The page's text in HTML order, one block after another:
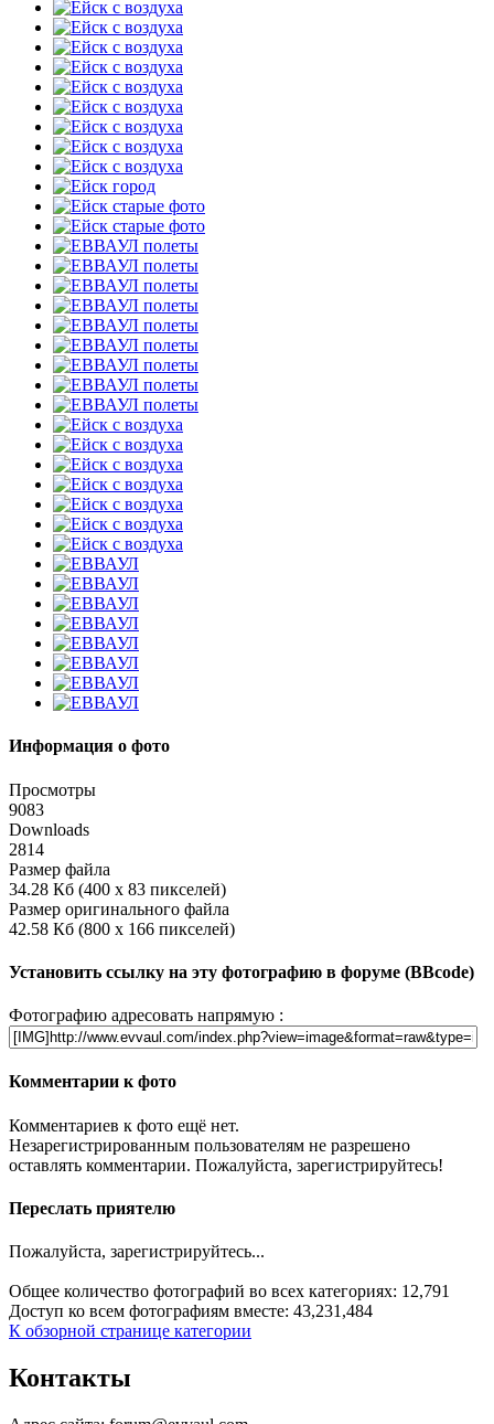
Информация о фото
Просмотры
9083
Downloads
2814
Размер файла
34.28 Кб (400 x 83 пикселей)
Размер оригинального файла
42.58 Кб (800 x 166 пикселей)
Установить ссылку на эту фотографию в форуме (BBcode)
Фотографию адресовать напрямую :
Комментарии к фото
Комментариев к фото ещё нет.
Незарегистрированным пользователям не разрешено
оставлять комментарии. Пожалуйста, зарегистрируйтесь!
Переслать приятелю
Пожалуйста, зарегистрируйтесь...
Общее количество фотографий во всех категориях: 12,791
Доступ ко всем фотографиям вместе: 43,231,484
К обзорной странице категории
Контакты